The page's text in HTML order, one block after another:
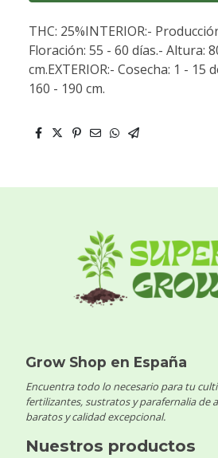
THC: 25%INTERIOR:-
Floración: 55 - 60 días.- Altura:
cm.EXTERIOR:- Cosecha: 1 - 15
160 - 190 cm.
Grow Shop en España
Encuentra todo lo necesario para tu
fertilizantes, sustratos y parafernalia de
baratos y calidad excepcional.
Nuestros productos